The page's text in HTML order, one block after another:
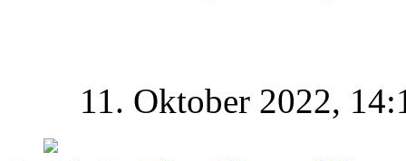
11. Oktober 2022,